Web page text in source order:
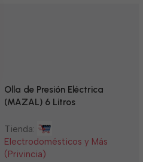
Olla de Presión Eléctrica
(MAZAL) 6 Litros
Tienda:
Electrodomésticos y Más
(Privincia)